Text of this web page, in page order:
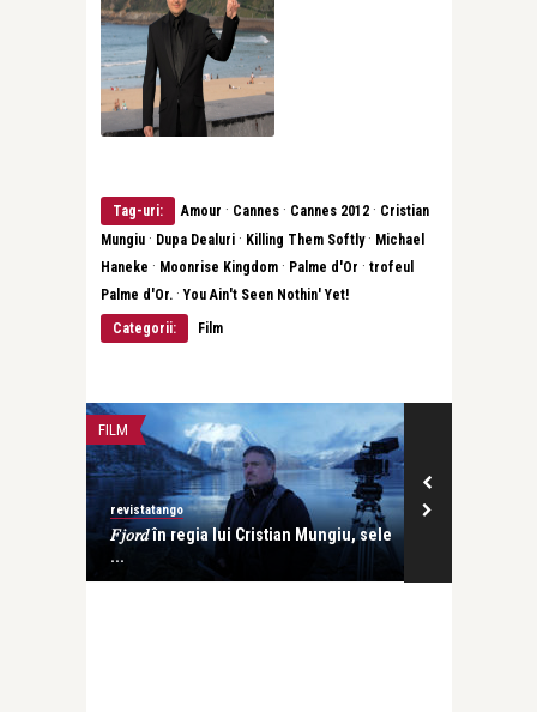
Tag-uri: Amour · Cannes · Cannes 2012 · Cristian
Mungiu · Dupa Dealuri · Killing Them Softly· Michael
Haneke · Moonrise Kingdom · Palme d'Or · trofeul
Palme d'Or. ·You Ain't Seen Nothin' Yet!
Categorii:
Film
FILM
revistatango
𝐹𝑗𝑜𝑟𝑑 în regia lui Cristian Mungiu, sele
...